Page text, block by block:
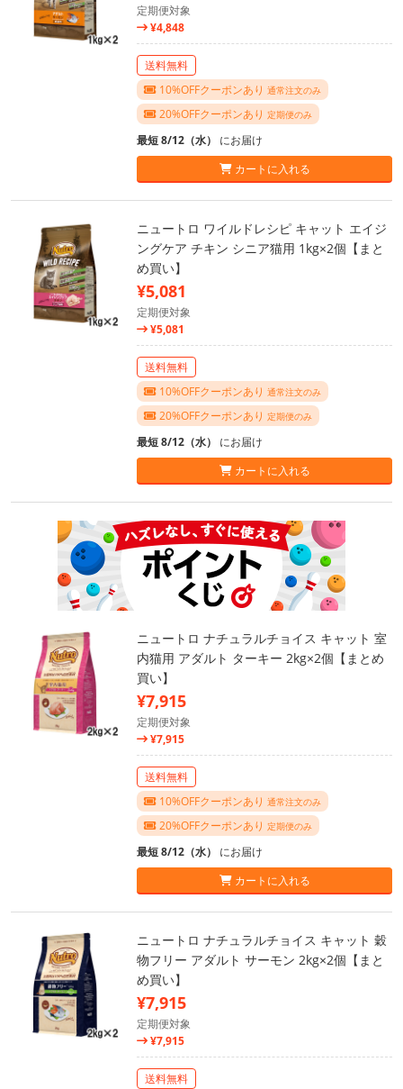
定期便対象
¥4,848
送料無料
10%OFFクーポンあり 通常注文のみ
20%OFFクーポンあり 定期便のみ
最短 8/12（水） にお届け
カートに入れる
ニュートロ ワイルドレシピ キャット エイジ
ングケア チキン シニア猫用 1kg×2個【まと
め買い】
¥5,081
定期便対象
¥5,081
送料無料
10%OFFクーポンあり 通常注文のみ
20%OFFクーポンあり 定期便のみ
最短 8/12（水） にお届け
カートに入れる
ニュートロ ナチュラルチョイス キャット 室
内猫用 アダルト ターキー 2kg×2個【まとめ
買い】
¥7,915
定期便対象
¥7,915
送料無料
10%OFFクーポンあり 通常注文のみ
20%OFFクーポンあり 定期便のみ
最短 8/12（水） にお届け
カートに入れる
ニュートロ ナチュラルチョイス キャット 穀
物フリー アダルト サーモン 2kg×2個【まと
め買い】
¥7,915
定期便対象
¥7,915
送料無料